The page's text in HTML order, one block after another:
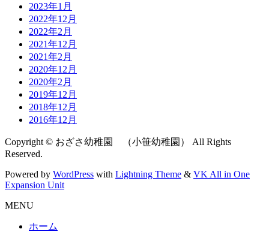
2023年1月
2022年12月
2022年2月
2021年12月
2021年2月
2020年12月
2020年2月
2019年12月
2018年12月
2016年12月
Copyright © おざさ幼稚園 （小笹幼稚園） All Rights
Reserved.
Powered by WordPress with Lightning Theme & VK All in One
Expansion Unit
MENU
ホーム